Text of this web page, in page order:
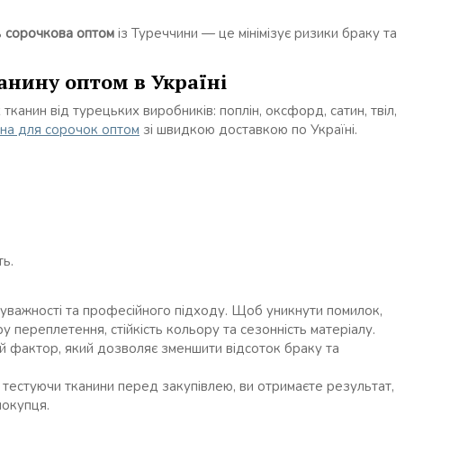
сорочкова оптом із Туреччини — це мінімізує ризики браку та
оптом в Україні
від турецьких виробників: поплін, оксфорд, сатин, твіл,
для сорочок оптом зі швидкою доставкою по Україні.
та професійного підходу. Щоб уникнути помилок,
переплетення, стійкість кольору та сезонність матеріалу.
який дозволяє зменшити відсоток браку та
тканини перед закупівлею, ви отримаєте результат,